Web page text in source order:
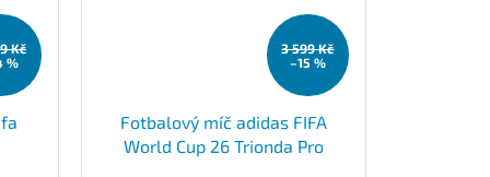
Kč
%
3 599 Kč
–15 %
Fotbalový míč adidas FIFA
World Cup 26 Trionda Pro